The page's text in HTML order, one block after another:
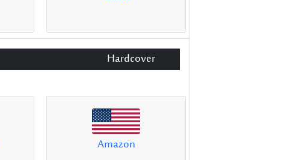
Hardcover
Amazon